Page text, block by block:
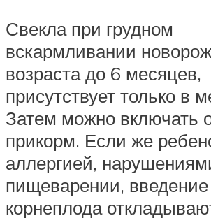
Свекла при грудном
вскармливании
возраста до 6 месяцев,
присутствует только в
Затем можно включать
прикорм. Если же
аллергией,
пищеварении, введение
корнеплода